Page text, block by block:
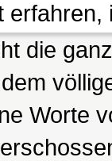
die
Worte